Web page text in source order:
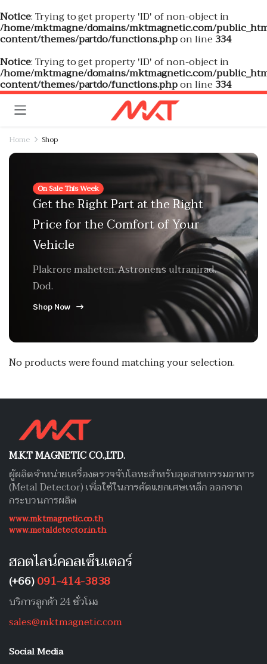
Notice: Trying to get property 'ID' of non-object in
/home/mktmagne/domains/mktmagnetic.com/
content/themes/partdo/functions.phpon line 334
Notice: Trying to get property 'ID' of non-object in
/home/mktmagne/domains/mktmagnetic.com/
content/themes/partdo/functions.phpon line 334
Home Shop
On Sale This Week
Get the Right Part at the Right
Price for the Comfort of Your
Vehicle
Plakrore maheten. Astronens ultranirad.
Dod.
Shop Now
No products were found matching your selection.
M.K.T MAGNETIC CO.,LTD.
ผู้ผลิตจำหน่ายเครื่องตรวจจับโลหะสำหรับอุตสาหกรรมอาหาร
(Metal Detector) เพื่อใช้ในการคัดแยกเศษเหล็ก ออกจาก
กระบวนการผลิต
www.mktmagnetic.co.th
www.metaldetector.in.th
ฮอตไลน์คอลเซ็นเตอร์
(+66)091-414-3838
บริการลูกค้า 24 ชั่วโมง
sales@mktmagnetic.com
Social Media